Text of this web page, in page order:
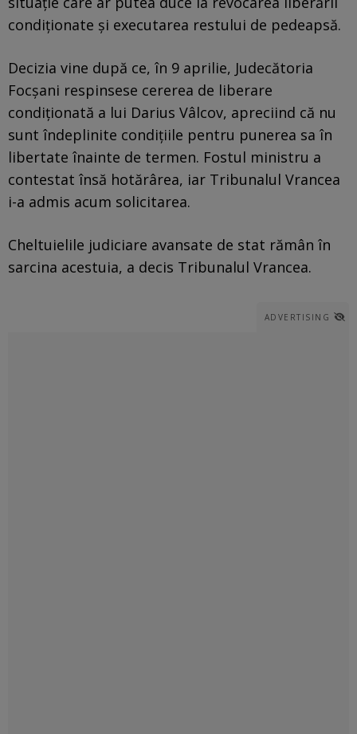
condiționate și executarea restului de pedeapsă.
Decizia vine după ce, în 9 aprilie, Judecătoria
Focșani respinsese cererea de liberare
condiționată a lui Darius Vâlcov, apreciind că nu
sunt îndeplinite condițiile pentru punerea sa în
libertate înainte de termen. Fostul ministru a
contestat însă hotărârea, iar Tribunalul Vrancea
i-a admis acum solicitarea.
Cheltuielile judiciare avansate de stat rămân în
sarcina acestuia, a decis Tribunalul Vrancea.
ADVERTISING